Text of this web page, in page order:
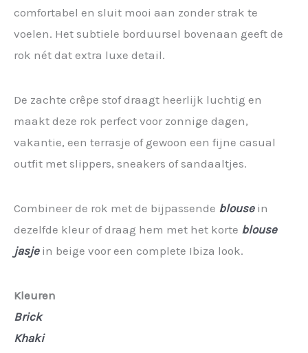
comfortabel en sluit mooi aan zonder strak te
voelen. Het subtiele borduursel bovenaan geeft de
rok nét dat extra luxe detail.
De zachte crêpe stof draagt heerlijk luchtig en
maakt deze rok perfect voor zonnige dagen,
vakantie, een terrasje of gewoon een fijne casual
outfit met slippers, sneakers of sandaaltjes.
Combineer de rok met de bijpassende blouse in
dezelfde kleur of draag hem met het korte blouse
jasjein beige voor een complete Ibiza look.
Kleuren
Brick
Khaki